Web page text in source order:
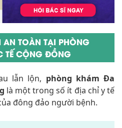
TOÀN TẠI PHÒNG
TẾ CỘNG ĐỒNG
lẫn lộn, phòng khám Đa
là một trong số ít địa chỉ y tế
đông đảo người bệnh.